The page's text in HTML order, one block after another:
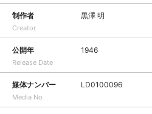
制作者
Creator
黒澤 明
公開年
Release Date
1946
媒体ナンバー
Media No
LD0100096